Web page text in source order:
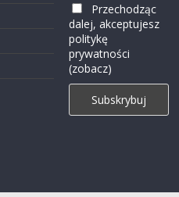
Przechodząc
dalej, akceptujesz
politykę
prywatności
(zobacz)